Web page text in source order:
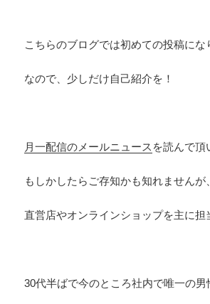
こちらのブログでは初めての投稿にな
なので、少しだけ自己紹介を！
月一配信のメールニュース を読んで頂
もしかしたらご存知かも知れませんが、
直営店やオンラインショップを主に担
30代半ばで今のところ社内で唯一の男